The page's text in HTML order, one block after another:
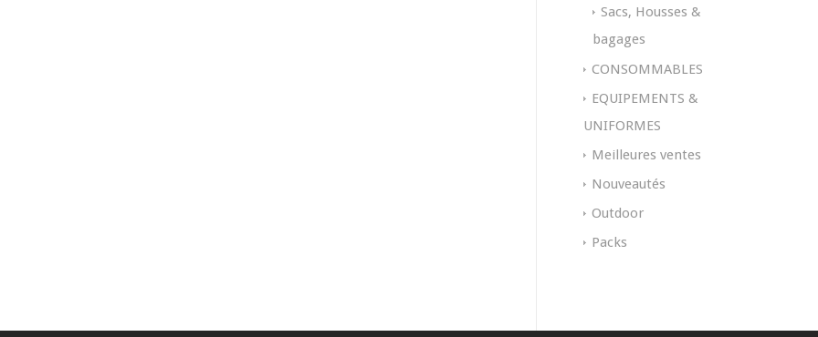
Sacs, Housses &
bagages
CONSOMMABLES
EQUIPEMENTS &
UNIFORMES
Meilleures ventes
Nouveautés
Outdoor
Packs